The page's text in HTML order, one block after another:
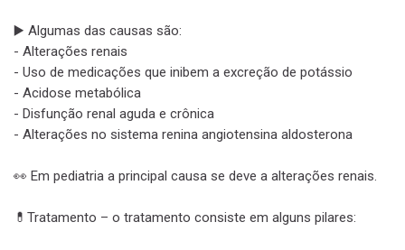
▶️ Algumas das causas são:
- Alterações renais
- Uso de medicações que inibem a excreção de potássio
- Acidose metabólica
- Disfunção renal aguda e crônica
- Alterações no sistema renina angiotensina aldosterona
👀 Em pediatria a principal causa se deve a alterações renais.
💊Tratamento – o tratamento consiste em alguns pilares: